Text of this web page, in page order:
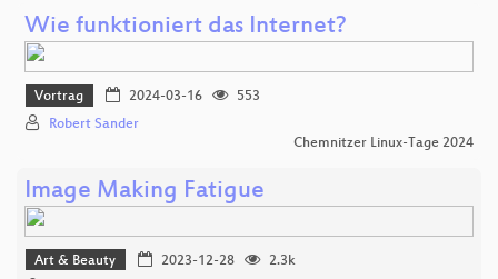
Wie funktioniert das Internet?
Vortrag 2024-03-16
553
Robert Sander
Chemnitzer Linux-Tage 2024
Image Making Fatigue
Art & Beauty 2023-12-28
2.3k